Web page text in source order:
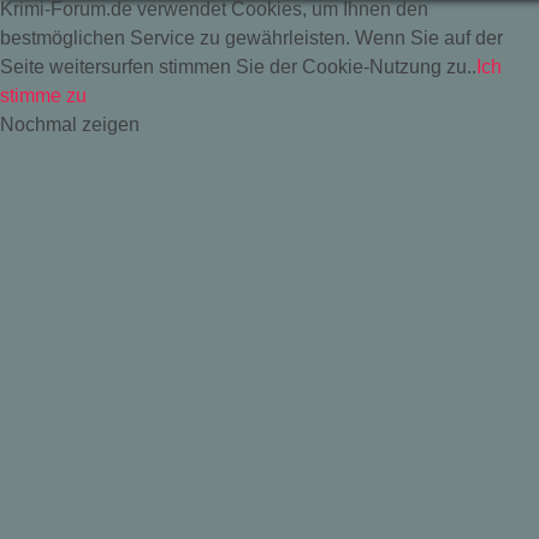
Krimi-Forum.de verwendet Cookies, um Ihnen den
bestmöglichen Service zu gewährleisten. Wenn Sie auf der
Seite weitersurfen stimmen Sie der Cookie-Nutzung zu.. Ich
stimme zu
Nochmal zeigen